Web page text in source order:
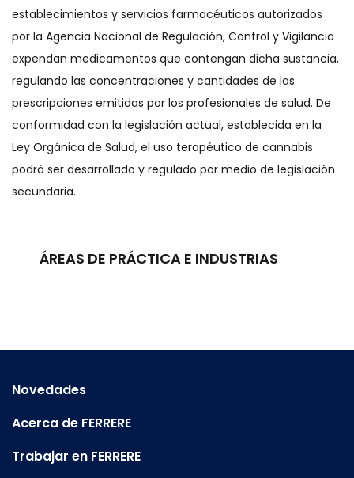
establecimientos y servicios farmacéuticos autorizados
por la Agencia Nacional de Regulación, Control y Vigilancia
expendan medicamentos que contengan dicha sustancia,
regulando las concentraciones y cantidades de las
prescripciones emitidas por los profesionales de salud. De
conformidad con la legislación actual, establecida en la
Ley Orgánica de Salud, el uso terapéutico de cannabis
podrá ser desarrollado y regulado por medio de legislación
secundaria.
ÁREAS DE PRÁCTICA E INDUSTRIAS
Novedades
Acerca de FERRERE
Trabajar en FERRERE